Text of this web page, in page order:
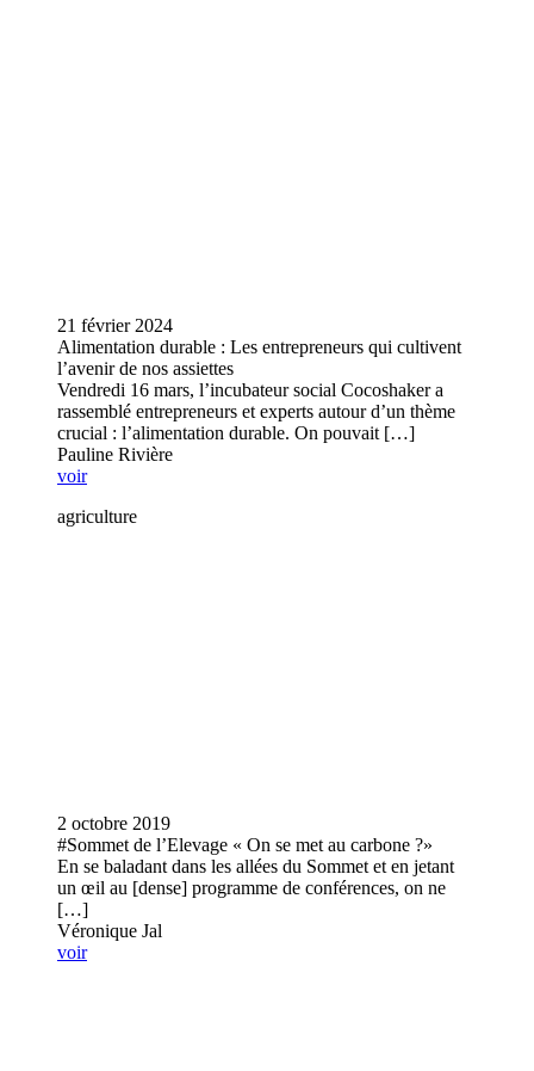
21 février 2024
Alimentation durable : Les entrepreneurs qui cultivent
l’avenir de nos assiettes
Vendredi 16 mars, l’incubateur social Cocoshaker a
rassemblé entrepreneurs et experts autour d’un thème
crucial : l’alimentation durable. On pouvait […]
Pauline Rivière
voir
agriculture
2 octobre 2019
#Sommet de l’Elevage « On se met au carbone ?»
En se baladant dans les allées du Sommet et en jetant
un œil au [dense] programme de conférences, on ne
[…]
Véronique Jal
voir